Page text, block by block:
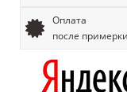
Оплата
после примерки